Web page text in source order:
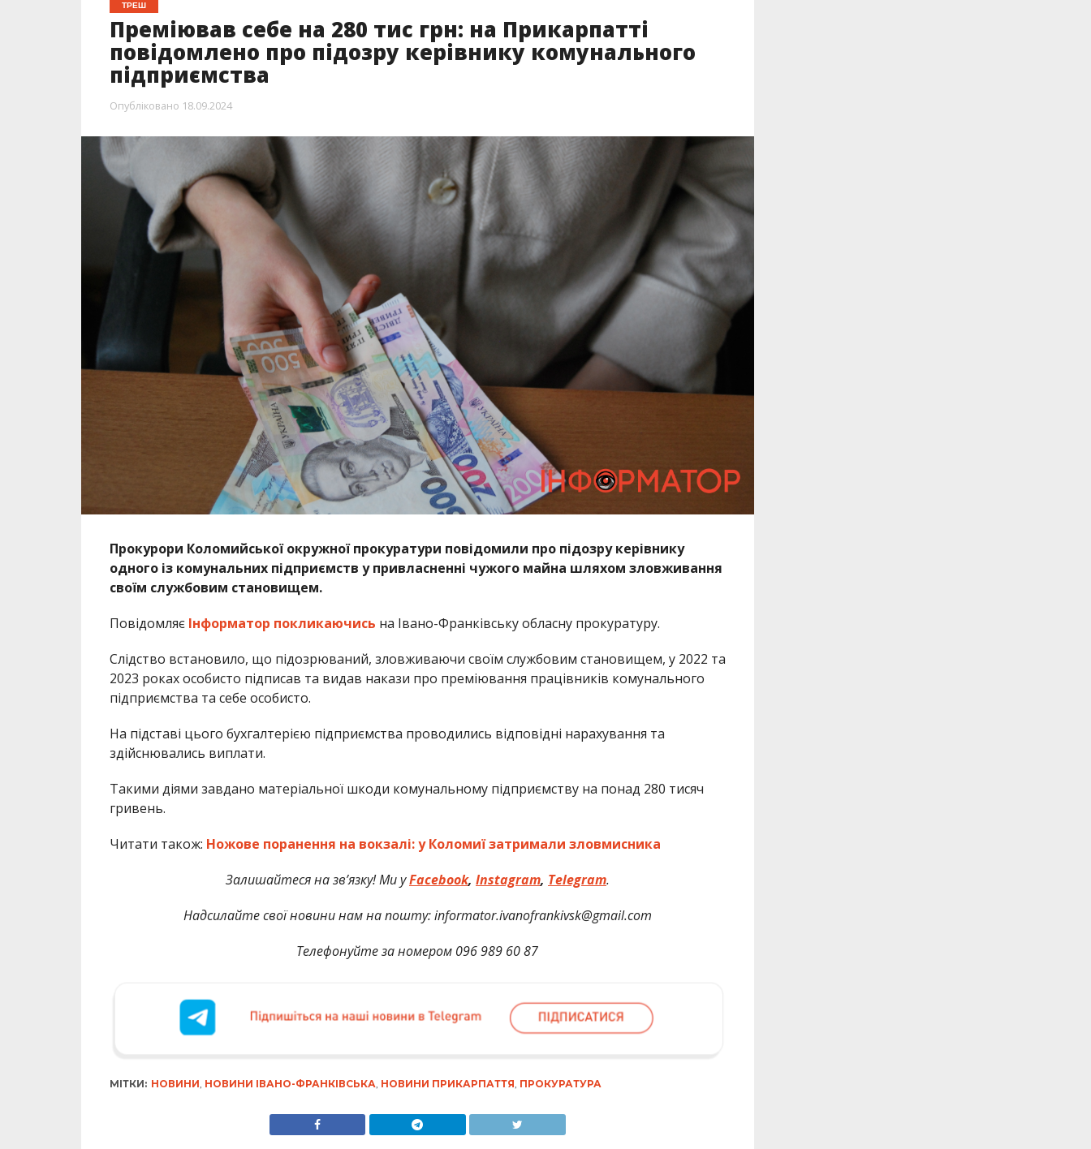
ТРЕШ
Преміював себе на 280 тис грн: на Прикарпатті
повідомлено про підозру керівнику комунального
підприємства
Опубліковано 18.09.2024
Прокурори Коломийської окружної прокуратури повідомили про підозру керівнику
одного із комунальних підприємств у привласненні чужого майна шляхом зловживання
своїм службовим становищем.
Повідомляє Інформатор покликаючись на Івано-Франківську обласну прокуратуру.
Слідство встановило, що підозрюваний, зловживаючи своїм службовим становищем, у 2022 та
2023 роках особисто підписав та видав накази про преміювання працівників комунального
підприємства та себе особисто.
На підставі цього бухгалтерією підприємства проводились відповідні нарахування та
здійснювались виплати.
Такими діями завдано матеріальної шкоди комунальному підприємству на понад 280 тисяч
гривень.
Читати також: Ножове поранення на вокзалі: у Коломиї затримали зловмисника
Залишайтеся на зв’язку! МиуFacebook, Instagram, Telegram.
Надсилайте свої новини нам на пошту: informator.ivanofrankivsk@gmail.com
Телефонуйте за номером 096 989 60 87
МІТКИ: НОВИНИ, НОВИНИ ІВАНО-ФРАНКІВСЬКА, НОВИНИ ПРИКАРПАТТЯ, ПРОКУРАТУРА